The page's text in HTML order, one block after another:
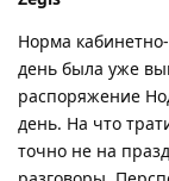
Норма
день была уже
распоряжение
день. На что
точно не на